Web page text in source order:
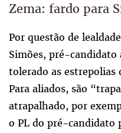
Zema: fardo para
Por questão de
Simões, pré-candidato
tolerado as
Para aliados, são
atrapalhado, por
o PL do pré-candidato